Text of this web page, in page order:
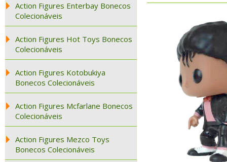
Action Figures Enterbay Bonecos
Colecionáveis
Action Figures Hot Toys Bonecos
Colecionáveis
Action Figures Kotobukiya
Bonecos Colecionáveis
Action Figures Mcfarlane Bonecos
Colecionáveis
Action Figures Mezco Toys
Bonecos Colecionáveis